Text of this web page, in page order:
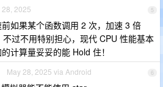
5
28, 2025
如果某个函数调用 2 次，加速 3 倍
过不用特别担心，现代 CPU 性能基本
计算量妥妥的能 Hold 住！
6
May 28, 2025 via Android